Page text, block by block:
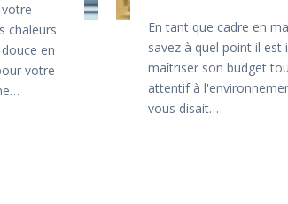
chaleurs
en
votre
En tant que cadre en
savez à quel point il est
maîtriser son budget
attentif à
vous disait…